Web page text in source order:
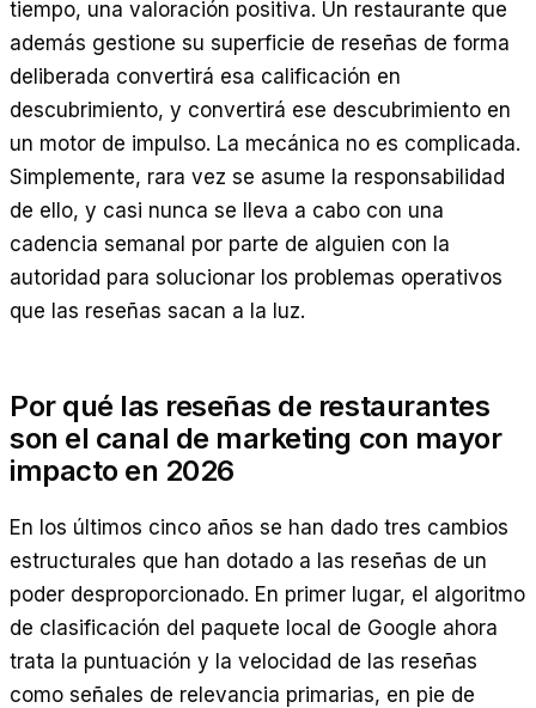
tiempo, una valoración positiva. Un restaurante que
además gestione su superficie de reseñas de forma
deliberada convertirá esa calificación en
descubrimiento, y convertirá ese descubrimiento en
un motor de impulso. La mecánica no es complicada.
Simplemente, rara vez se asume la responsabilidad
de ello, y casi nunca se lleva a cabo con una
cadencia semanal por parte de alguien con la
autoridad para solucionar los problemas operativos
que las reseñas sacan a la luz.
Por qué las reseñas de restaurantes
son el canal de marketing con mayor
impacto en 2026
En los últimos cinco años se han dado tres cambios
estructurales que han dotado a las reseñas de un
poder desproporcionado. En primer lugar, el algoritmo
de clasificación del paquete local de Google ahora
trata la puntuación y la velocidad de las reseñas
como señales de relevancia primarias, en pie de